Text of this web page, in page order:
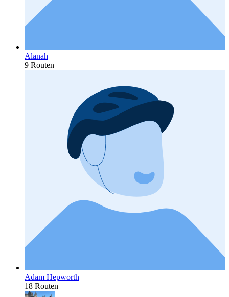
Alanah
9 Routen
Adam Hepworth
18 Routen